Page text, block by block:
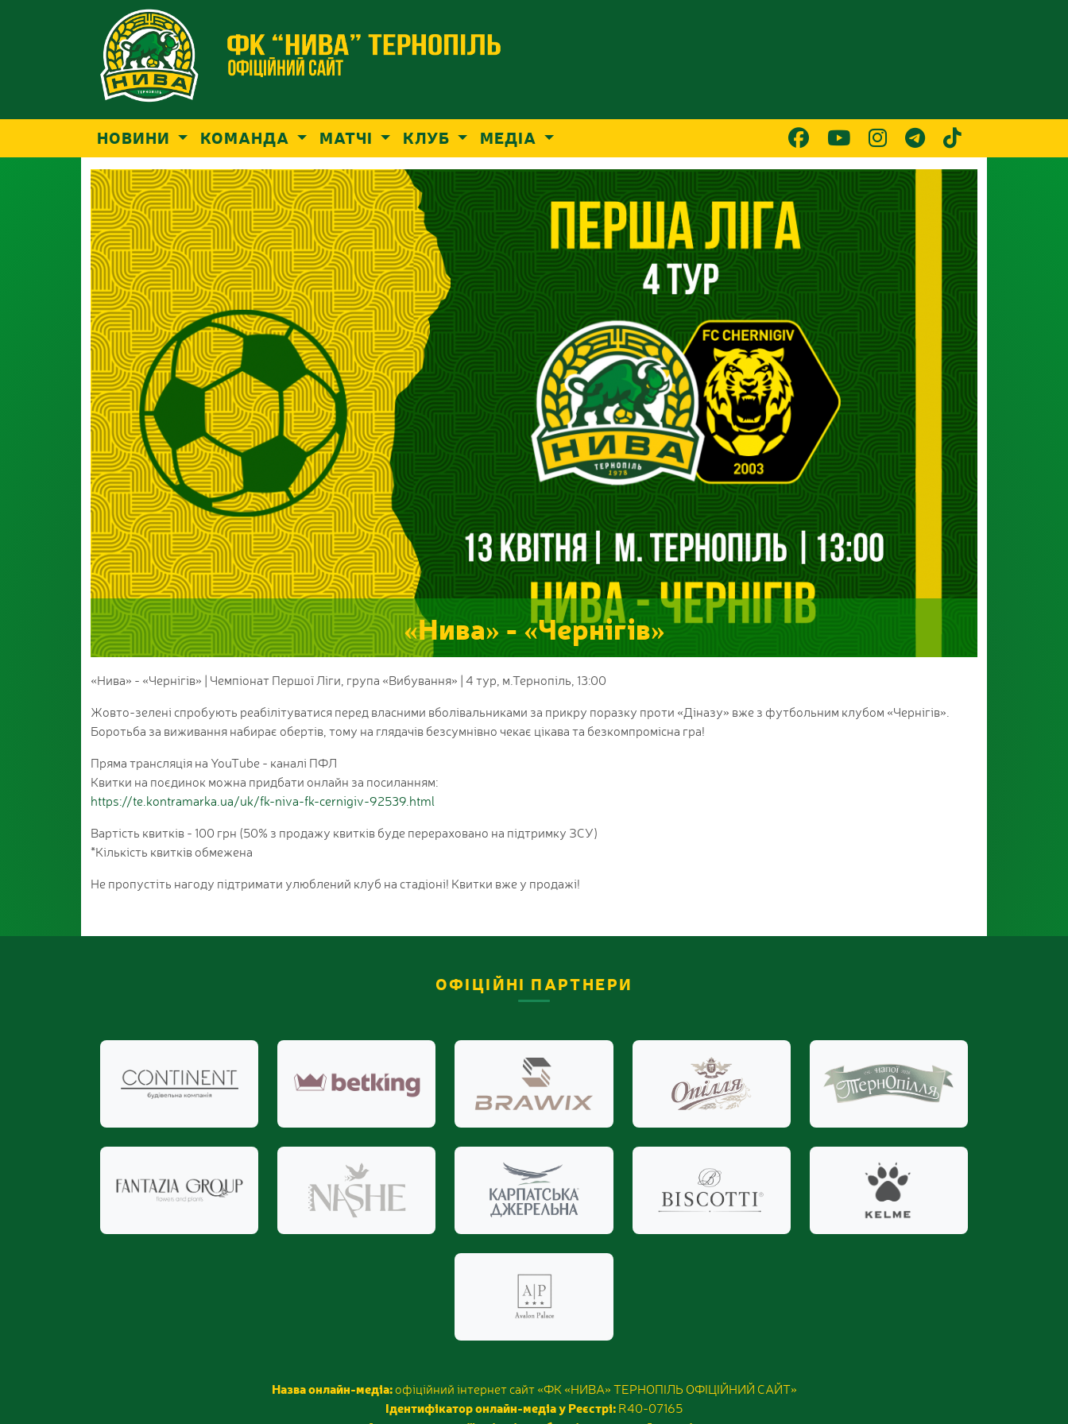
НОВИНИ КОМАНДА МАТЧІ КЛУБ МЕДІА
«Нива» - «Чернігів»
«Нива» - «Чернігів» | Чемпіонат Першої Ліги, група «Вибування» | 4 тур, м.Тернопіль, 13:00
Жовто-зелені спробують реабілітуватися перед власними вболівальниками за прикру поразку проти «Діназу» вже з футбольним клубом «Чернігів».
Боротьба за виживання набирає обертів, тому на глядачів безсумнівно чекає цікава та безкомпромісна гра!
Пряма трансляція на YouTube - каналі ПФЛ
Квитки на поєдинок можна придбати онлайн за посиланням:
https://te.kontramarka.ua/uk/fk-niva-fk-cernigiv-92539.html
Вартість квитків - 100 грн (50% з продажу квитків буде перераховано на підтримку ЗСУ)
*Кількість квитків обмежена
Не пропустіть нагоду підтримати улюблений клуб на стадіоні! Квитки вже у продажі!
ОФІЦІЙНІ ПАРТНЕРИ
Назва онлайн-медіа:офіційний інтернет сайт «ФК «НИВА» ТЕРНОПІЛЬ ОФІЦІЙНИЙ САЙТ»
Ідентифікатор онлайн-медіа у Реєстрі:R40-07165